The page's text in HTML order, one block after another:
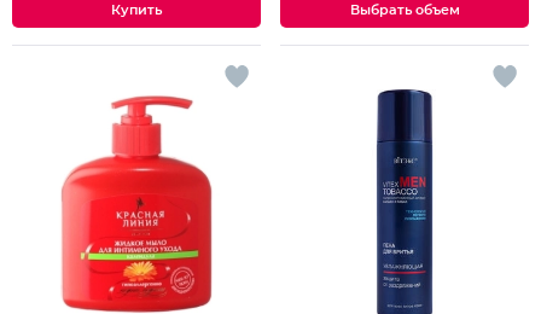
Выбрать объем